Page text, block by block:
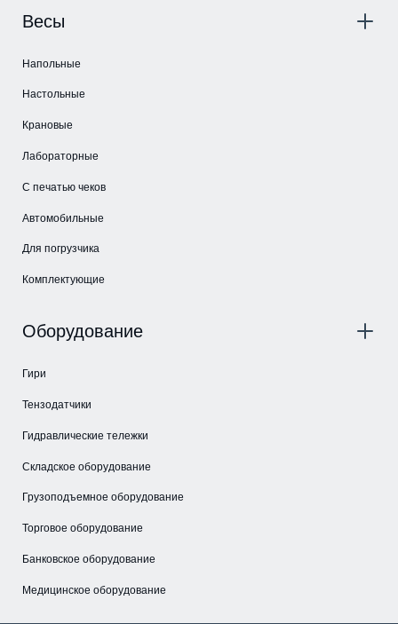
Весы
Напольные
Настольные
Крановые
Лабораторные
С печатью чеков
Автомобильные
Для погрузчика
Комплектующие
Оборудование
Гири
Тензодатчики
Гидравлические тележки
Складское оборудование
Грузоподъемное оборудование
Торговое оборудование
Банковское оборудование
Медицинское оборудование